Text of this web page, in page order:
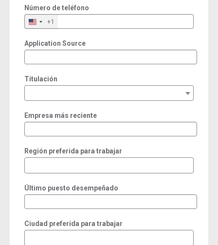
Número de teléfono
+1
Application Source
Titulación
Empresa más reciente
Región preferida para trabajar
Último puesto desempeñado
Ciudad preferida para trabajar